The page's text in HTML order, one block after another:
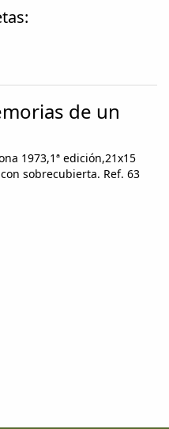
de un
1973,1ª edición,21x15
sobrecubierta. Ref. 63